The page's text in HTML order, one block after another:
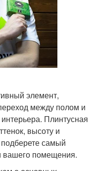
элемент,
между полом и
Плинтусная
высоту и
самый
вашего помещения.